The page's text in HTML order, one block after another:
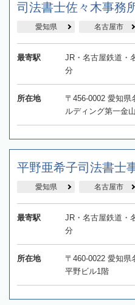
司法書士佐々木事務
愛知県 名古屋市
最寄駅
JR・名古屋鉄道・
分
所在地
〒456-0002 愛知県
ルディング第一金
平野亜希子司法書士
愛知県 名古屋市
最寄駅
JR・名古屋鉄道・
分
所在地
〒460-0022 愛知県
平野ビル1階